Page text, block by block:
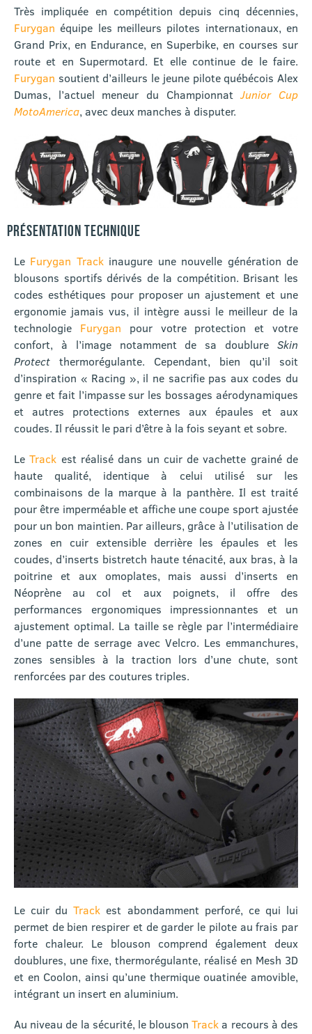
Très impliquée en compétition depuis cinq décennies,
Furygan équipe les meilleurs pilotes internationaux, en
Grand Prix, en Endurance, en Superbike, en courses sur
route et en Supermotard. Et elle continue de le faire.
Furygan soutient d’ailleurs le jeune pilote québécois Alex
Dumas, l’actuel meneur du ChampionnatJunior Cup
MotoAmerica, avec deux manches à disputer.
PRÉSENTATION TECHNIQUE
Le Furygan Trackinaugure une nouvelle génération de
blousons sportifs dérivés de la compétition. Brisant les
codes esthétiques pour proposer un ajustement et une
ergonomie jamais vus, il intègre aussi le meilleur de la
technologie Furygan pour votre protection et votre
confort, à l’image notamment de sa doublure Skin
Protect thermorégulante. Cependant, bien qu’il soit
d’inspiration « Racing », il ne sacrifie pas aux codes du
genre et fait l’impasse sur les bossages aérodynamiques
et autres protections externes aux épaules et aux
coudes. Il réussit le pari d’être à la fois seyant et sobre.
LeTrack est réalisé dans un cuir de vachette grainé de
haute qualité, identique à celui utilisé sur les
combinaisons de la marque à la panthère. Il est traité
pour être imperméable et affiche une coupe sport ajustée
pour un bon maintien. Par ailleurs, grâce à l’utilisation de
zones en cuir extensible derrière les épaules et les
coudes, d’inserts bistretch haute ténacité, aux bras, à la
poitrine et aux omoplates, mais aussi d’inserts en
Néoprène au col et aux poignets, il offre des
performances ergonomiques impressionnantes et un
ajustement optimal. La taille se règle par l’intermédiaire
d’une patte de serrage avec Velcro. Les emmanchures,
zones sensibles à la traction lors d’une chute, sont
renforcées par des coutures triples.
Le cuir duTrack est abondamment perforé, ce qui lui
permet de bien respirer et de garder le pilote au frais par
forte chaleur. Le blouson comprend également deux
doublures, une fixe, thermorégulante, réalisé en Mesh 3D
et en Coolon, ainsi qu’une thermique ouatinée amovible,
intégrant un insert en aluminium.
Au niveau de la sécurité, le blousonTrack a recours à des